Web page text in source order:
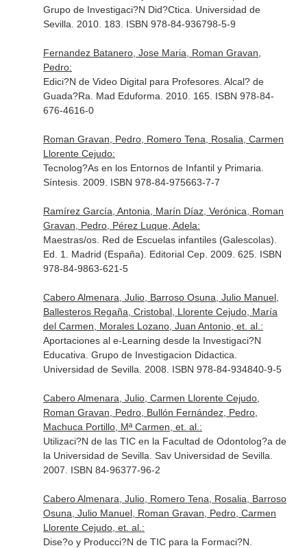
Grupo de Investigaci?N Did?Ctica. Universidad de
Sevilla. 2010. 183. ISBN 978-84-936798-5-9
Fernandez Batanero, Jose Maria, Roman Gravan,
Pedro:
Edici?N de Video Digital para Profesores. Alcal? de
Guada?Ra. Mad Eduforma. 2010. 165. ISBN 978-84-
676-4616-0
Roman Gravan, Pedro, Romero Tena, Rosalia, Carmen
Llorente Cejudo:
Tecnolog?As en los Entornos de Infantil y Primaria.
Síntesis. 2009. ISBN 978-84-975663-7-7
Ramírez García, Antonia, Marín Díaz, Verónica, Roman
Gravan, Pedro, Pérez Luque, Adela:
Maestras/os. Red de Escuelas infantiles (Galescolas).
Ed. 1. Madrid (España). Editorial Cep. 2009. 625. ISBN
978-84-9863-621-5
Cabero Almenara, Julio, Barroso Osuna, Julio Manuel,
Ballesteros Regaña, Cristobal, Llorente Cejudo, María
del Carmen, Morales Lozano, Juan Antonio, et. al.:
Aportaciones al e-Learning desde la Investigaci?N
Educativa. Grupo de Investigacion Didactica.
Universidad de Sevilla. 2008. ISBN 978-84-934840-9-5
Cabero Almenara, Julio, Carmen Llorente Cejudo,
Roman Gravan, Pedro, Bullón Fernández, Pedro,
Machuca Portillo, Mª Carmen, et. al.:
Utilizaci?N de las TIC en la Facultad de Odontolog?a de
la Universidad de Sevilla. Sav Universidad de Sevilla.
2007. ISBN 84-96377-96-2
Cabero Almenara, Julio, Romero Tena, Rosalia, Barroso
Osuna, Julio Manuel, Roman Gravan, Pedro, Carmen
Llorente Cejudo, et. al.:
Dise?o y Producci?N de TIC para la Formaci?N.